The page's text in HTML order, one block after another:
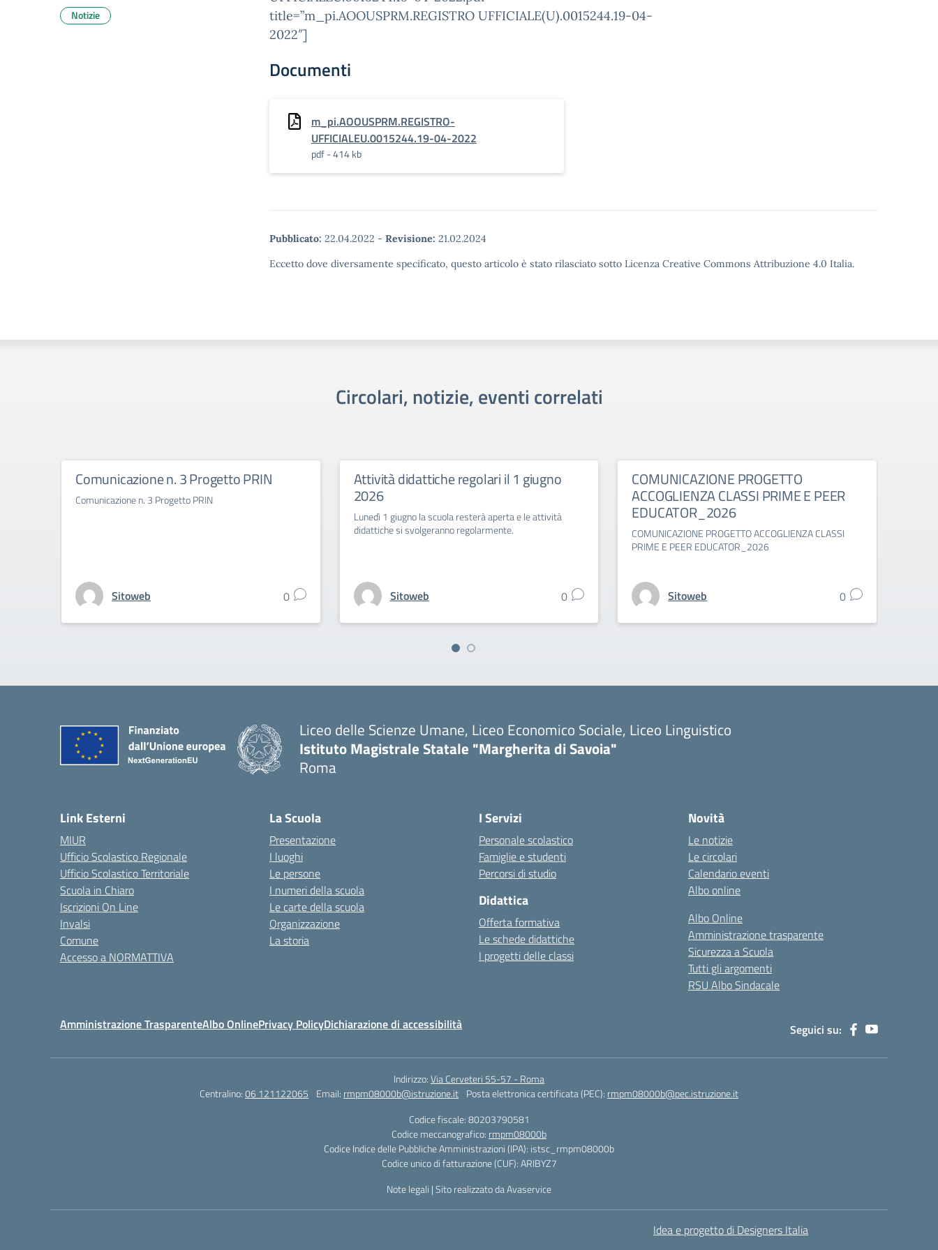
title=”m_pi.AOOUSPRM.REGISTRO UFFICIALE(U).0015244.19-04-
2022″]
Documenti
m_pi.AOOUSPRM.REGISTRO-
UFFICIALEU.0015244.19-04-2022
pdf - 414 kb
Pubblicato: 22.04.2022 - Revisione: 21.02.2024
Eccetto dove diversamente specificato, questo articolo è stato rilasciato sotto Licenza Creative Commons Attribuzione 4.0 Italia.
Notizie
Circolari, notizie, eventi correlati
Comunicazione n. 3 Progetto PRIN
Comunicazione n. 3 Progetto PRIN
Sitoweb 0
Attività didattiche regolari il 1 giugno
2026
Lunedì 1 giugno la scuola resterà aperta e le attività
didattiche si svolgeranno regolarmente.
Sitoweb 0
COMUNICAZIONE PROGETTO
ACCOGLIENZA CLASSI PRIME E PEER
EDUCATOR_2026
COMUNICAZIONE PROGETTO ACCOGLIENZA CLASSI
PRIME E PEER EDUCATOR_2026
Sitoweb 0
Liceo delle Scienze Umane, Liceo Economico Sociale, Liceo Linguistico
Istituto Magistrale Statale "Margherita di Savoia"
Roma
Link Esterni
MIUR
Ufficio Scolastico Regionale
Ufficio Scolastico Territoriale
Scuola in Chiaro
Iscrizioni On Line
Invalsi
Comune
Accesso a NORMATTIVA
La Scuola
Presentazione
I luoghi
Le persone
I numeri della scuola
Le carte della scuola
Organizzazione
La storia
I Servizi
Personale scolastico
Famiglie e studenti
Percorsi di studio
Didattica
Offerta formativa
Le schede didattiche
I progetti delle classi
Novità
Le notizie
Le circolari
Calendario eventi
Albo online
Albo Online
Amministrazione trasparente
Sicurezza a Scuola
Tutti gli argomenti
RSU Albo Sindacale
Amministrazione TrasparenteAlbo OnlinePrivacy PolicyDichiarazione di accessibilità Seguici su:
Indirizzo:Via Cerveteri 55-57 - Roma
Centralino:06 121122065 Email: rmpm08000b@istruzione.it Posta elettronica certificata (PEC): rmpm08000b@pec.istruzione.it
Codice fiscale: 80203790581
Codice meccanografico: rmpm08000b
Codice Indice delle Pubbliche Amministrazioni (IPA): istsc_rmpm08000b
Codice unico di fatturazione (CUF): ARIBYZ7
Note legali |Sito realizzato da Avaservice
Idea e progetto di Designers Italia